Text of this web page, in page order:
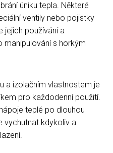
úniku tepla. Některé
ventily nebo pojistky
jejich používání a
manipulování s horkým
a izolačním vlastnostem je
pro každodenní použití.
teplé po dlouhou
vychutnat kdykoliv a